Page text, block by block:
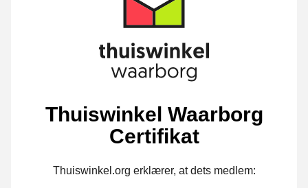
Thuiswinkel Waarborg
Certifikat
Thuiswinkel.org erklærer, at dets medlem: